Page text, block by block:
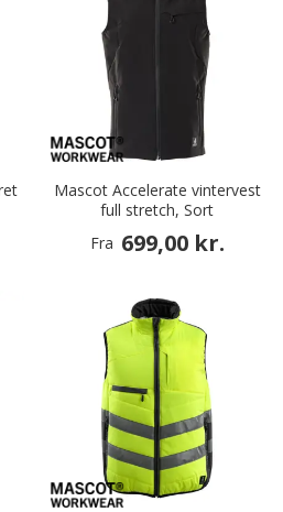
Mascot Accelerate vintervest
full stretch, Sort
Fra 699,00 kr.